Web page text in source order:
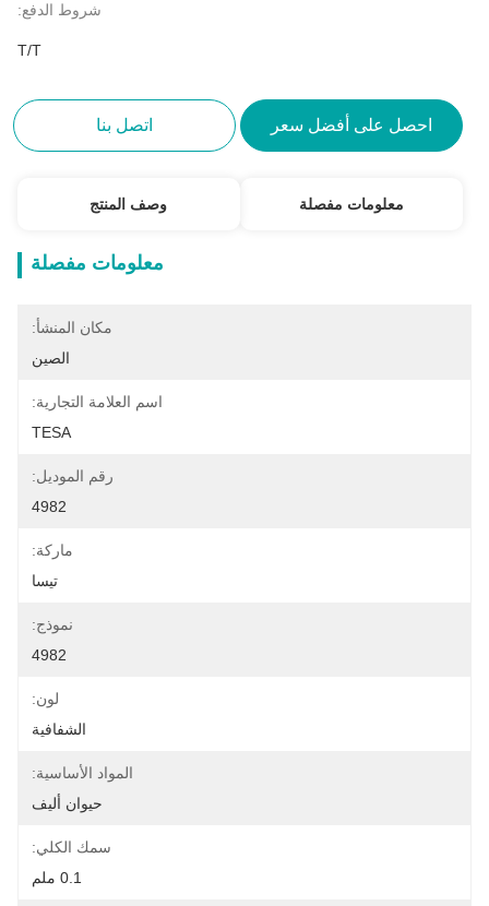
شروط الدفع:
T/T
احصل على أفضل سعر اتصل بنا
معلومات مفصلة وصف المنتج
معلومات مفصلة
مكان المنشأ:
الصين
اسم العلامة التجارية:
TESA
رقم الموديل:
4982
ماركة:
تيسا
نموذج:
4982
لون:
الشفافية
المواد الأساسية:
حيوان أليف
سمك الكلي:
0.1 ملم